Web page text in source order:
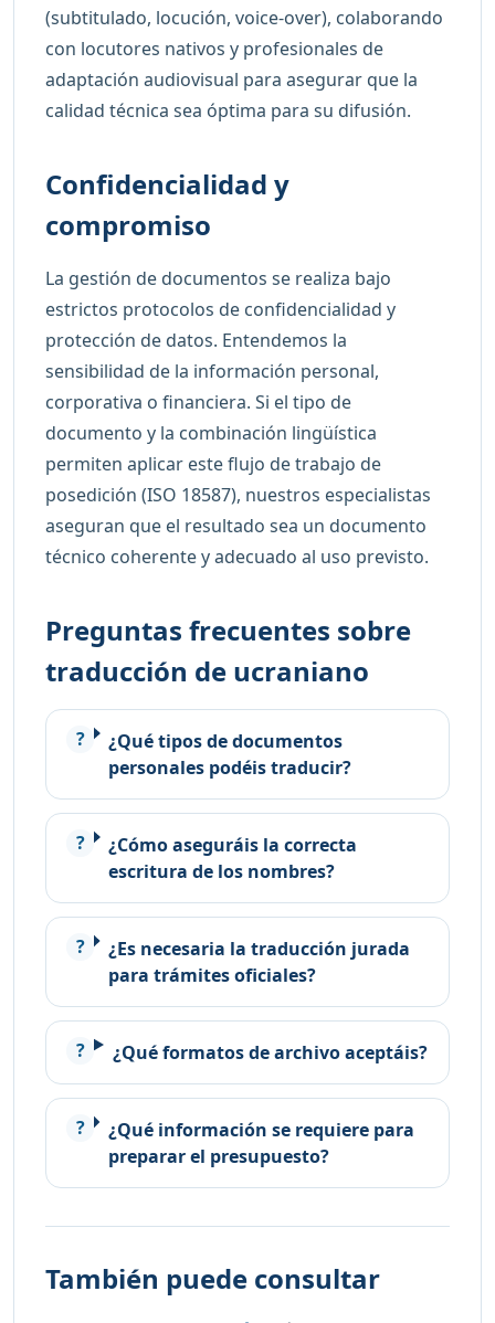
(subtitulado, locución, voice-over), colaborando
con locutores nativos y profesionales de
adaptación audiovisual para asegurar que la
calidad técnica sea óptima para su difusión.
Confidencialidad y
compromiso
La gestión de documentos se realiza bajo
estrictos protocolos de confidencialidad y
protección de datos. Entendemos la
sensibilidad de la información personal,
corporativa o financiera. Si el tipo de
documento y la combinación lingüística
permiten aplicar este flujo de trabajo de
posedición (ISO 18587), nuestros especialistas
aseguran que el resultado sea un documento
técnico coherente y adecuado al uso previsto.
Preguntas frecuentes sobre
traducción de ucraniano
¿Qué tipos de documentos
personales podéis traducir?
¿Cómo aseguráis la correcta
escritura de los nombres?
¿Es necesaria la traducción jurada
para trámites oficiales?
¿Qué formatos de archivo aceptáis?
¿Qué información se requiere para
preparar el presupuesto?
También puede consultar